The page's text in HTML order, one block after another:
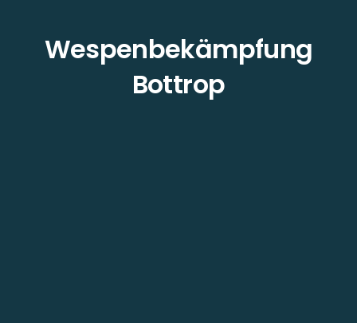
Wespenbekämpfung
Bottrop